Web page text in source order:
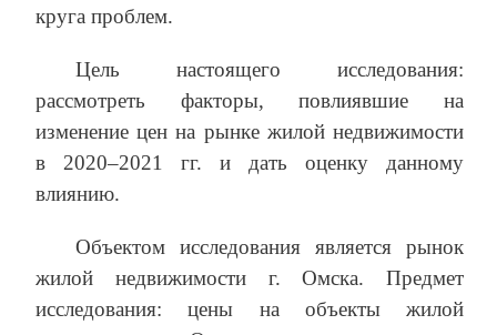
круга проблем.
Цель настоящего исследования:
рассмотреть факторы, повлиявшие на
изменение цен на рынке жилой недвижимости
в 2020–2021 гг. и дать оценку данному
влиянию.
Объектом исследования является рынок
жилой недвижимости г. Омска. Предмет
исследования: цены на объекты жилой